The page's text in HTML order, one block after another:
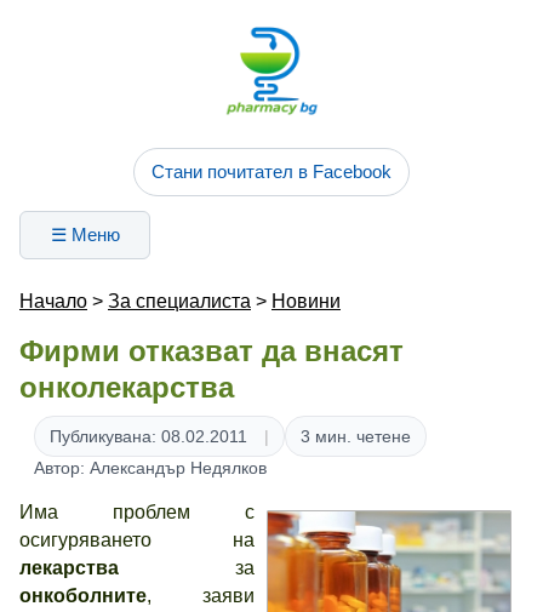
Стани почитател в Facebook
☰ Меню
Начало > За специалиста > Новини
Фирми отказват да внасят
онколекарства
Публикувана: 08.02.2011
3 мин. четене
Автор: Александър Недялков
Има проблем с
осигуряването на
лекарства за
онкоболните, заяви